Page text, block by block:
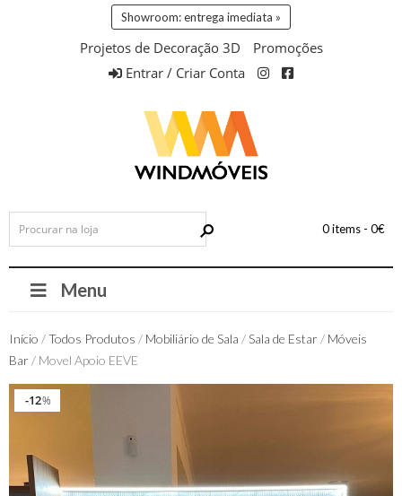
Showroom: entrega imediata »
Projetos de Decoração 3D
Promoções
Entrar / Criar Conta
0 items - 0€
Menu
Início /Todos Produtos / Mobiliário de Sala / Sala de Estar/ Móveis
Bar/ Movel Apoio EEVE
%
12
Entrega 72h
%
12